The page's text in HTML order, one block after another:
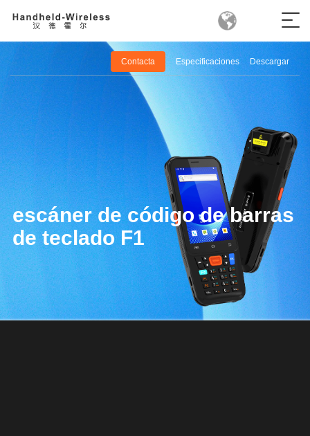
Descargar
Especificaciones
Contacta
escáner de código de barras
de teclado F1